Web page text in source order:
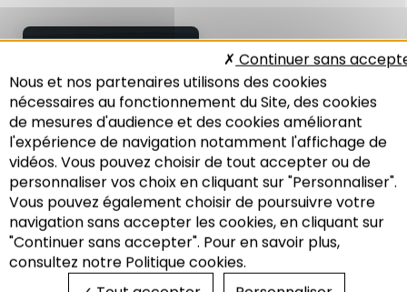
Recherche
BASSE-ZORN
Plan de mobilité simplifié de la
Basse-Zorn
03/2023
Nous et nos partenaires utilisons des cookies
nécessaires au fonctionnement du Site, des cookies
de mesures d'audience et des cookies améliorant
l'expérience de navigation notamment l'affichage de
vidéos. Vous pouvez choisir de tout accepter ou de
personnaliser vos choix en cliquant sur "Personnaliser".
Vous pouvez également choisir de poursuivre votre
navigation sans accepter les cookies, en cliquant sur
"Continuer sans accepter". Pour en savoir plus,
consultez notre Politique cookies.
Continuer sans